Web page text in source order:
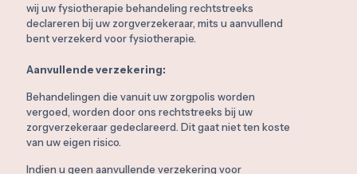
wij uw fysiotherapie behandeling rechtstreeks
declareren bij uw zorgverzekeraar, mits u aanvullend
bent verzekerd voor fysiotherapie.
Aanvullende verzekering:
Behandelingen die vanuit uw zorgpolis worden
vergoed, worden door ons rechtstreeks bij uw
zorgverzekeraar gedeclareerd. Dit gaat niet ten koste
van uw eigen risico.
Indien u geen aanvullende verzekering voor